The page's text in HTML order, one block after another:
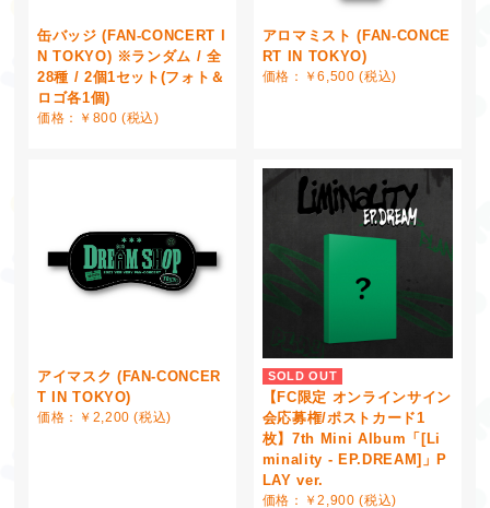
缶バッジ (FAN-CONCERT I
N TOKYO) ※ランダム / 全
28種 / 2個1セット(フォト＆
ロゴ各1個)
価格：￥800 (税込)
アロマミスト (FAN-CONCE
RT IN TOKYO)
価格：￥6,500 (税込)
アイマスク (FAN-CONCER
T IN TOKYO)
価格：￥2,200 (税込)
SOLD OUT
【FC限定 オンラインサイン
会応募権/ポストカード1
枚】7th Mini Album「[Li
minality - EP.DREAM]」P
LAY ver.
価格：￥2,900 (税込)